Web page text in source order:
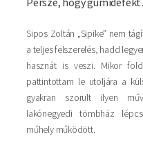
Sipos Zoltán „Sipike” nem
a teljes felszerelés, hadd
hasznát is veszi. Mikor
pattintottam le utoljára a
gyakran szorult ilyen
lakónegyedi tömbház
műhely működött.